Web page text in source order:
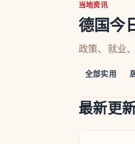
德国
当地资讯
德国今
政策、就业
全部实用
最新更